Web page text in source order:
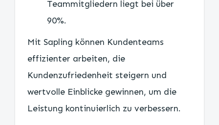
Teammitgliedern liegt bei über
90%.
Mit Sapling können Kundenteams
effizienter arbeiten, die
Kundenzufriedenheit steigern und
wertvolle Einblicke gewinnen, um die
Leistung kontinuierlich zu verbessern.